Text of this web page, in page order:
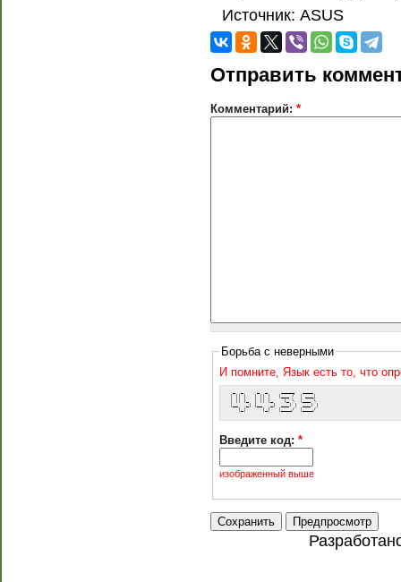
Источник: ASUS
Отправить
Комментарий: *
Борьба с неверными
И помните, Язык есть то, что
| || |   | || |   |___ /  | ___|
| || |_  | || |_    |_ \  |___ \
|__   _| |__   _|  ___) |  ___) |
    |_|      |_|   |____/  |____/
Введите код: *
изображенный выше